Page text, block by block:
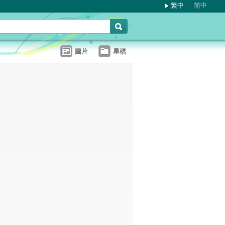
繁中 简中
圖片 星檔